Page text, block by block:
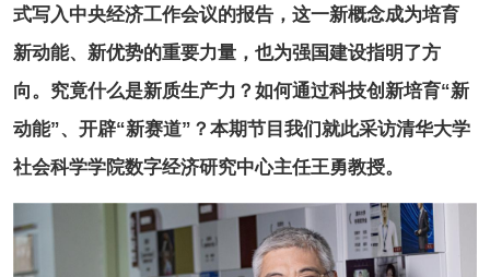
式写入中央经济工作会议的报告，这一新概念成为培育
新动能、新优势的重要力量，也为强国建设指明了方
向。究竟什么是新质生产力？如何通过科技创新培育“新
动能”、开辟“新赛道”？本期节目我们就此采访清华大学
社会科学学院数字经济研究中心主任王勇教授。